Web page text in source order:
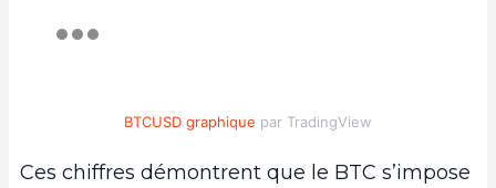
BTCUSD graphique par TradingView
Ces chiffres démontrent que le BTC s’impose